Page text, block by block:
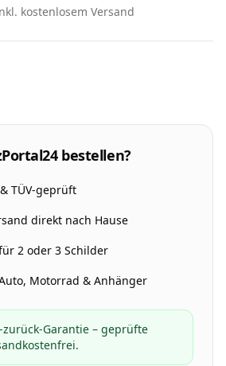
kostenlosem Versand
bestellen?
TÜV-geprüft
direkt nach Hause
2 oder 3 Schilder
Motorrad & Anhänger
zurück-Garantie – geprüfte